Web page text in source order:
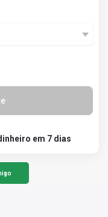
em 7 dias